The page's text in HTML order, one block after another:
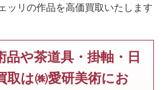
ッリの作品を高価買取いたします
品や茶道具・掛軸・日
取は㈱愛研美術にお